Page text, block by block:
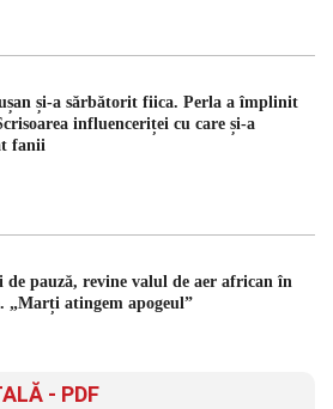
și-a sărbătorit fiica. Perla a împlinit
influenceriței cu care și-a
fanii
de pauză, revine valul de aer african în
„Marți atingem apogeul”
- PDF